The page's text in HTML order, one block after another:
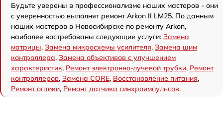
Будьте уверены в профессионализме наших мастеров - они
с уверенностью выполнят ремонт Arkon II LM25. По данным
наших мастеров в Новосибирске по ремонту Arkon,
наиболее востребованы следующие услуги: Замена
матрицы, Замена микросхемы усилителя, Замена шим
контроллера, Замена объективов с улучшением
характеристик, Ремонт электронно-лучевой трубки, Ремонт
контроллеров, Замена CORE, Восстановление питания,
Ремонт оптики, Ремонт датчика синхроимпульсов.